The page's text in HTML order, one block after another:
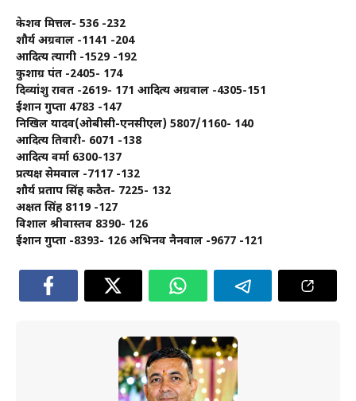
केशव मित्तल- 536 -232
शौर्य अग्रवाल -1141 -204
आदित्य त्यागी -1529 -192
कुशाग्र पंत -2405- 174
दिव्यांशु रावत -2619- 171 आदित्य अग्रवाल -4305-151
ईशान गुप्ता 4783 -147
निखिल यादव(ओबीसी-एनसीएल) 5807/1160- 140
आदित्य तिवारी- 6071 -138
आदित्य वर्मा 6300-137
प्रत्यक्ष सेमवाल -7117 -132
शौर्य प्रताप सिंह कठैत- 7225- 132
अक्षत सिंह 8119 -127
विशाल श्रीवास्तव 8390- 126
ईशान गुप्ता -8393- 126 अभिनव नैनवाल -9677 -121